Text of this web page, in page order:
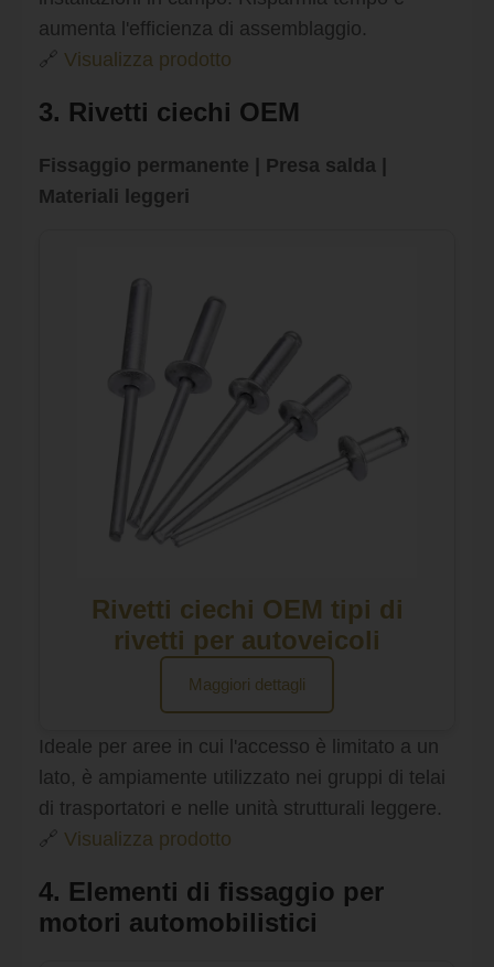
aumenta l'efficienza di assemblaggio.
🔗 Visualizza prodotto
3. Rivetti ciechi OEM
Fissaggio permanente | Presa salda |
Materiali leggeri
Rivetti ciechi OEM tipi di
rivetti per autoveicoli
Maggiori dettagli
Ideale per aree in cui l'accesso è limitato a un
lato, è ampiamente utilizzato nei gruppi di telai
di trasportatori e nelle unità strutturali leggere.
🔗 Visualizza prodotto
4. Elementi di fissaggio per
motori automobilistici